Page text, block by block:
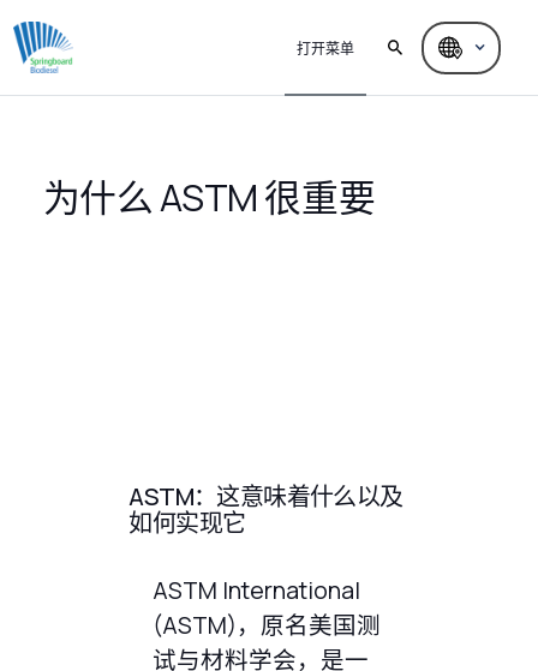
打开菜单
为什么 ASTM 很重要
ASTM：这意味着什么以及
如何实现它
ASTM International
(ASTM)，原名美国测
试与材料学会，是一